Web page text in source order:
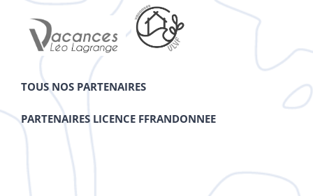
TOUS NOS PARTENAIRES
PARTENAIRES LICENCE FFRANDONNEE